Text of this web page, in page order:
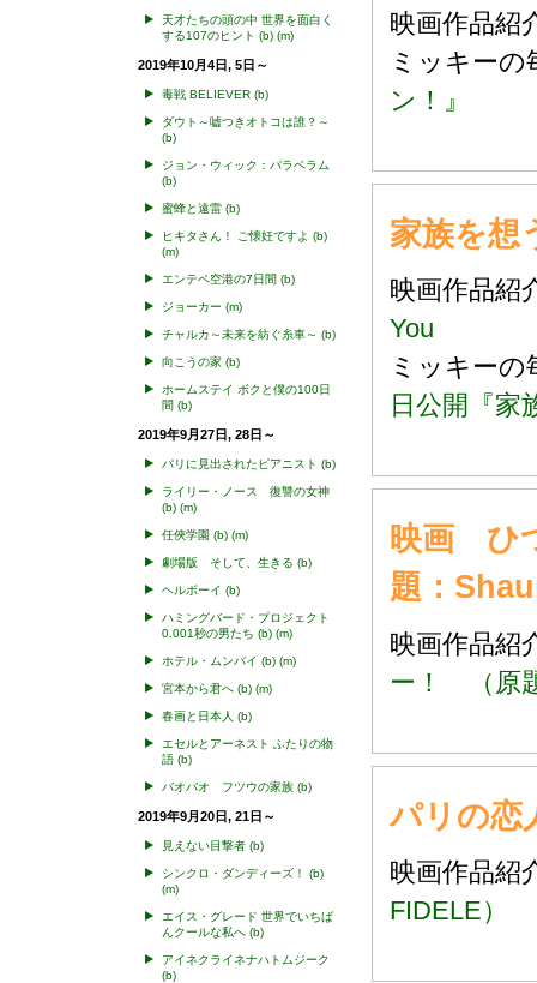
天才たちの頭の中 世界を面白く
する107のヒント (b) (m)
2019年10月4日, 5日～
毒戦 BELIEVER (b)
ダウト～嘘つきオトコは誰？～
(b)
ジョン・ウィック：パラベラム
(b)
蜜蜂と遠雷 (b)
ヒキタさん！ ご懐妊ですよ (b)
(m)
エンテベ空港の7日間 (b)
ジョーカー (m)
チャルカ～未来を紡ぐ糸車～ (b)
向こうの家 (b)
ホームステイ ボクと僕の100日
間 (b)
2019年9月27日, 28日～
パリに見出されたピアニスト (b)
ライリー・ノース 復讐の女神
(b) (m)
任俠学園 (b) (m)
劇場版 そして、生きる (b)
ヘルボーイ (b)
ハミングバード・プロジェクト
0.001秒の男たち (b) (m)
ホテル・ムンバイ (b) (m)
宮本から君へ (b) (m)
春画と日本人 (b)
エセルとアーネスト ふたりの物
語 (b)
バオバオ フツウの家族 (b)
2019年9月20日, 21日～
見えない目撃者 (b)
シンクロ・ダンディーズ！
(b)
(m)
エイス・グレード 世界でいちば
んクールな私へ (b)
アイネクライネナハトムジーク
(b)
映画作品
ミッキー
ン！』
家族を想
映画作品
You
ミッキー
日公開『家
映画 ひ
題：
映画作品
ー！ （原
パリの恋
映画作品
FIDELE）